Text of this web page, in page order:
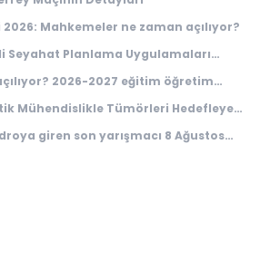
Mahkemeler ne zaman açılıyor?
Seyahat Planlama Uygulamaları
2026-2027 eğitim öğretim
Mühendislikle Tümörleri Hedefleyen
giren son yarışmacı 8 Ağustos